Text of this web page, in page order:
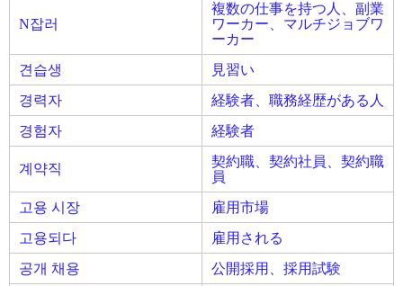
N잡러
複数の仕事を持つ人、副業
ワーカー、マルチジョブワ
ーカー
견습생
見習い
경력자
経験者、職務経歴がある人
경험자
経験者
계약직
契約職、契約社員、契約職
員
고용 시장
雇用市場
고용되다
雇用される
공개 채용
公開採用、採用試験